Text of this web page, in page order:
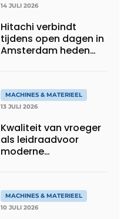
14 JULI 2026
Hitachi verbindt
tijdens open dagen in
Amsterdam heden
MACHINES & MATERIEEL
13 JULI 2026
Kwaliteit van vroeger
als leidraadvoor
moderne
MACHINES & MATERIEEL
10 JULI 2026